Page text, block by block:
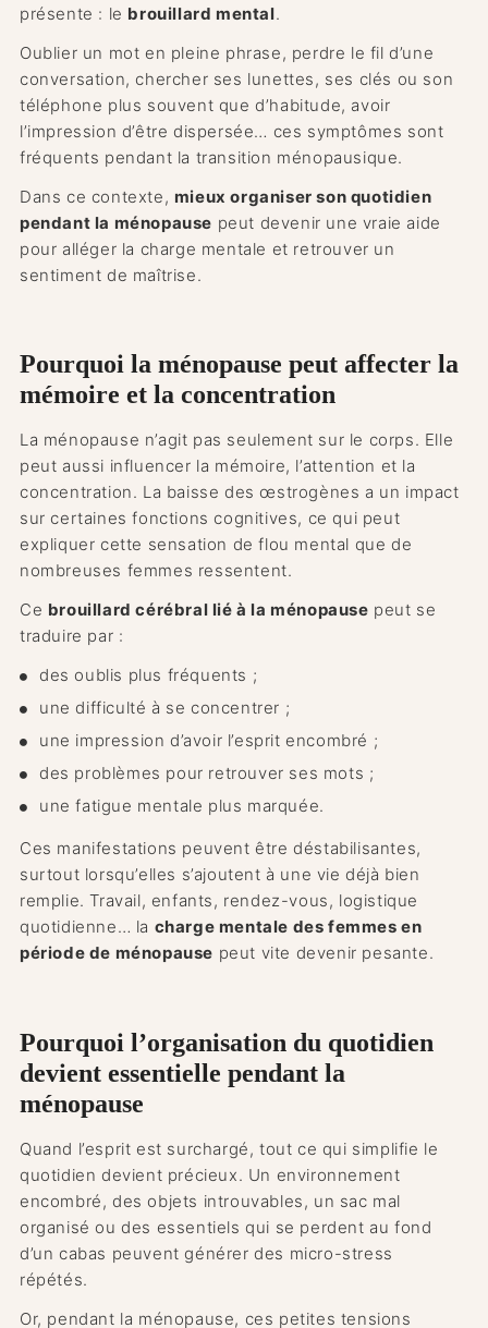
présente : le brouillard mental.
Oublier un mot en pleine phrase, perdre le fil d’une
conversation, chercher ses lunettes, ses clés ou son
téléphone plus souvent que d’habitude, avoir
l’impression d’être dispersée… ces symptômes sont
fréquents pendant la transition ménopausique.
Dans ce contexte, mieux organiser son quotidien
pendant la ménopause peut devenir une vraie aide
pour alléger la charge mentale et retrouver un
sentiment de maîtrise.
Pourquoi la ménopause peut affecter la
mémoire et la concentration
La ménopause n’agit pas seulement sur le corps. Elle
peut aussi influencer la mémoire, l’attention et la
concentration. La baisse des œstrogènes a un impact
sur certaines fonctions cognitives, ce qui peut
expliquer cette sensation de flou mental que de
nombreuses femmes ressentent.
Ce brouillard cérébral lié à la ménopause peut se
traduire par :
des oublis plus fréquents ;
une difficulté à se concentrer ;
une impression d’avoir l’esprit encombré ;
des problèmes pour retrouver ses mots ;
une fatigue mentale plus marquée.
Ces manifestations peuvent être déstabilisantes,
surtout lorsqu’elles s’ajoutent à une vie déjà bien
remplie. Travail, enfants, rendez-vous, logistique
quotidienne… la charge mentale des femmes en
période de ménopause peut vite devenir pesante.
Pourquoi l’organisation du quotidien
devient essentielle pendant la
ménopause
Quand l’esprit est surchargé, tout ce qui simplifie le
quotidien devient précieux. Un environnement
encombré, des objets introuvables, un sac mal
organisé ou des essentiels qui se perdent au fond
d’un cabas peuvent générer des micro-stress
répétés.
Or, pendant la ménopause, ces petites tensions